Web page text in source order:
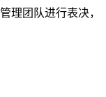
理团队进行表决，